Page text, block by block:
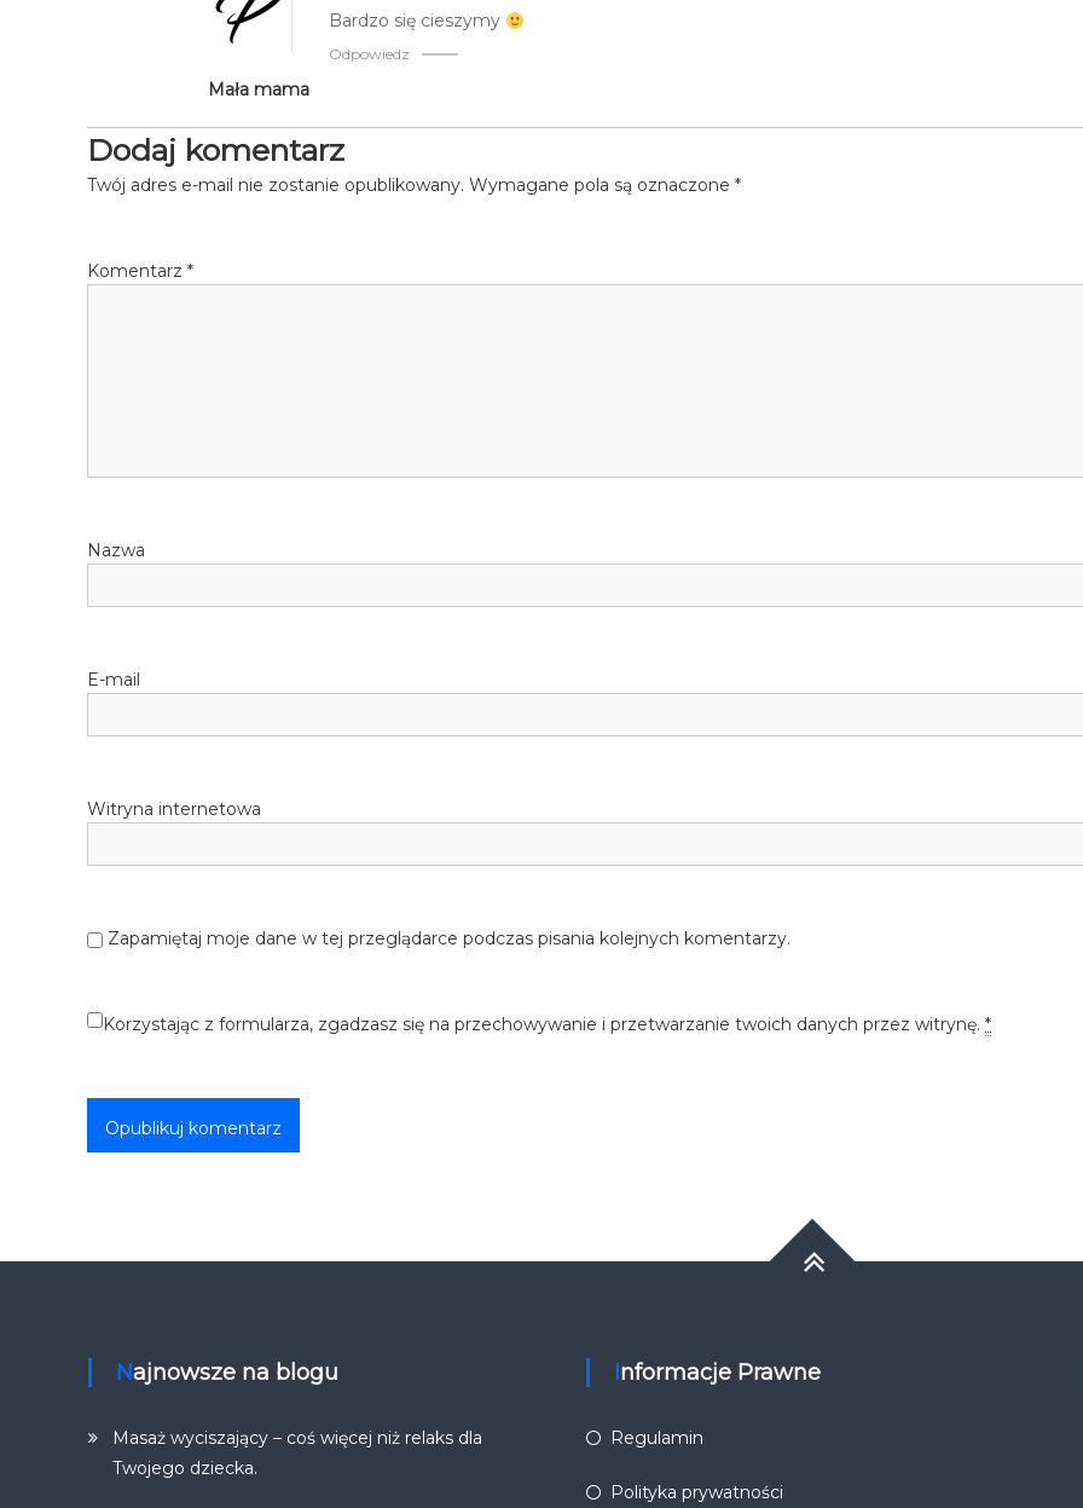
Mała mama
Bardzo się cieszymy
Odpowiedz
Dodaj komentarz
Twój adres e-mail nie zostanie opublikowany. Wymagane pola są oznaczone *
Komentarz *
Nazwa
E-mail
Witryna internetowa
Zapamiętaj moje dane w tej przeglądarce podczas pisania kolejnych komentarzy.
Korzystając z formularza, zgadzasz się na przechowywanie i przetwarzanie twoich danych przez witrynę. *
Najnowsze na blogu
Masaż wyciszający – coś więcej niż relaks dla
Twojego dziecka.
Informacje Prawne
Regulamin
Polityka prywatności